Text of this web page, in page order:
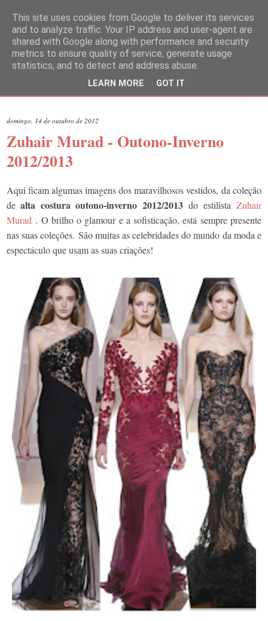
domingo, 14 de outubro de 2012
Zuhair Murad - Outono-Inverno
2012/2013
Aqui ficam algumas imagens dos maravilhosos vestidos, da coleção
dealta costura outono-inverno 2012/2013do estilistaZuhair
Murad . O brilho o glamour e a sofisticação, está sempre presente
nas suas coleções. São muitas as celebridades do mundo da moda e
espectáculo que usam as suas criações!
This site uses cookies from Google to deliver its services
and to analyze traffic. Your IP address and user-agent are
shared with Google along with performance and security
metrics to ensure quality of service, generate usage
statistics, and to detect and address abuse.
LEARN MORE GOT IT